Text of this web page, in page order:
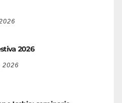
2026
2026